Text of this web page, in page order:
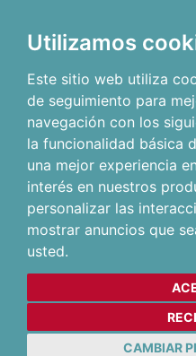
Utilizamos
Este sitio web utiliza
de seguimiento para
navegación con los
la funcionalidad básica
una mejor experiencia
interés en nuestros
personalizar las
mostrar anuncios que
usted.
CAMBIAR